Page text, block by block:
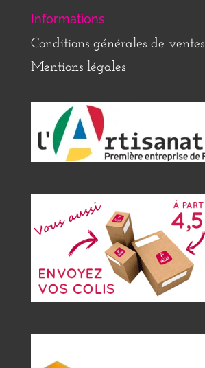
Informations
Conditions générales de ventes
Mentions légales